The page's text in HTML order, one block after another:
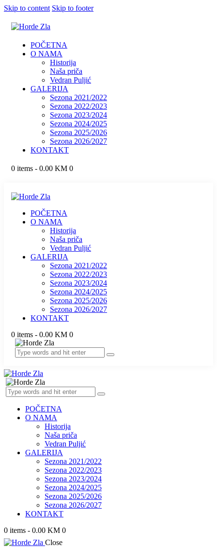
Skip to content Skip to footer
POČETNA
O NAMA
Historija
Naša priča
Vedran Puljić
GALERIJA
Sezona 2021/2022
Sezona 2022/2023
Sezona 2023/2024
Sezona 2024/2025
Sezona 2025/2026
Sezona 2026/2027
KONTAKT
0 items - 0.00 KM 0
POČETNA
O NAMA
Historija
Naša priča
Vedran Puljić
GALERIJA
Sezona 2021/2022
Sezona 2022/2023
Sezona 2023/2024
Sezona 2024/2025
Sezona 2025/2026
Sezona 2026/2027
KONTAKT
0 items - 0.00 KM 0
POČETNA
O NAMA
Historija
Naša priča
Vedran Puljić
GALERIJA
Sezona 2021/2022
Sezona 2022/2023
Sezona 2023/2024
Sezona 2024/2025
Sezona 2025/2026
Sezona 2026/2027
KONTAKT
0 items - 0.00 KM 0
Close